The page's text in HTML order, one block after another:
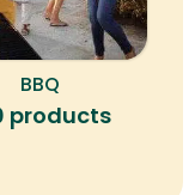
BBQ
products